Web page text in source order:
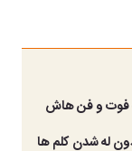
فوت و فن هاش
له شدن کلم ها